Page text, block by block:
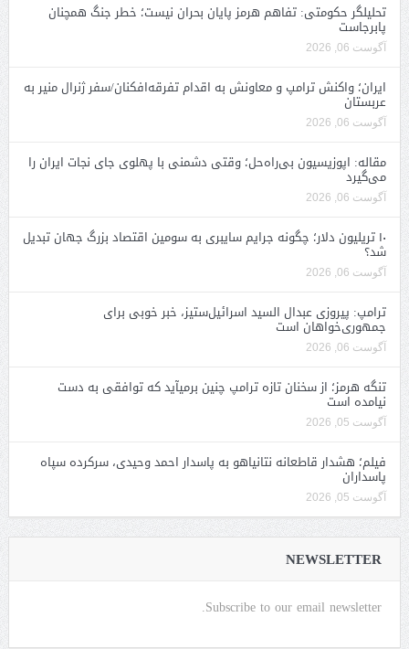
تحلیلگر حکومتی: تفاهم هرمز پایان بحران نیست؛ خطر جنگ همچنان
پابرجاست
آگوست 06, 2026
ایران؛ واکنش ترامپ و معاونش به اقدام تفرقه‌افکنان/سفر ژنرال منیر به
عربستان
آگوست 06, 2026
مقاله: اپوزیسیون بی‌راه‌حل؛ وقتی دشمنی با پهلوی جای نجات ایران را
می‌گیرد
آگوست 06, 2026
۱۰ تریلیون دلار؛ چگونه جرایم سایبری به سومین اقتصاد بزرگ جهان تبدیل
شد؟
آگوست 06, 2026
ترامپ: پیروزی عبدال السید اسرائیل‌ستیز، خبر خوبی برای
جمهوری‌خواهان است
آگوست 06, 2026
تنگه هرمز؛ از سخنان تازه ترامپ چنین برمیآید که توافقی به دست
نیامده است
آگوست 05, 2026
فیلم؛ هشدار قاطعانه نتانیاهو به پاسدار احمد وحیدی، سرکرده سپاه
پاسداران
آگوست 05, 2026
NEWSLETTER
Subscribe to our email newsletter.